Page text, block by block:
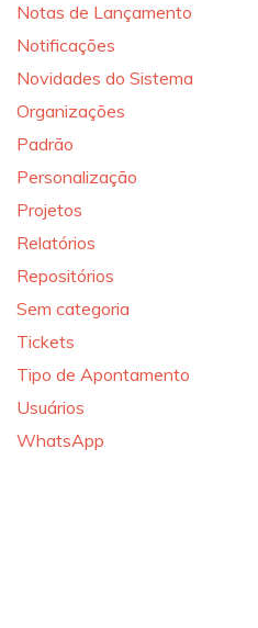
Notas de Lançamento
Notificações
Novidades do Sistema
Organizações
Padrão
Personalização
Projetos
Relatórios
Repositórios
Sem categoria
Tickets
Tipo de Apontamento
Usuários
WhatsApp